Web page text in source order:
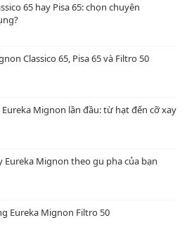
65 hay Pisa 65: chọn chuyên
Classico 65, Pisa 65 và Filtro 50
Mignon lần đầu: từ hạt đến cỡ xay
Eureka Mignon theo gu pha của bạn
Eureka Mignon Filtro 50